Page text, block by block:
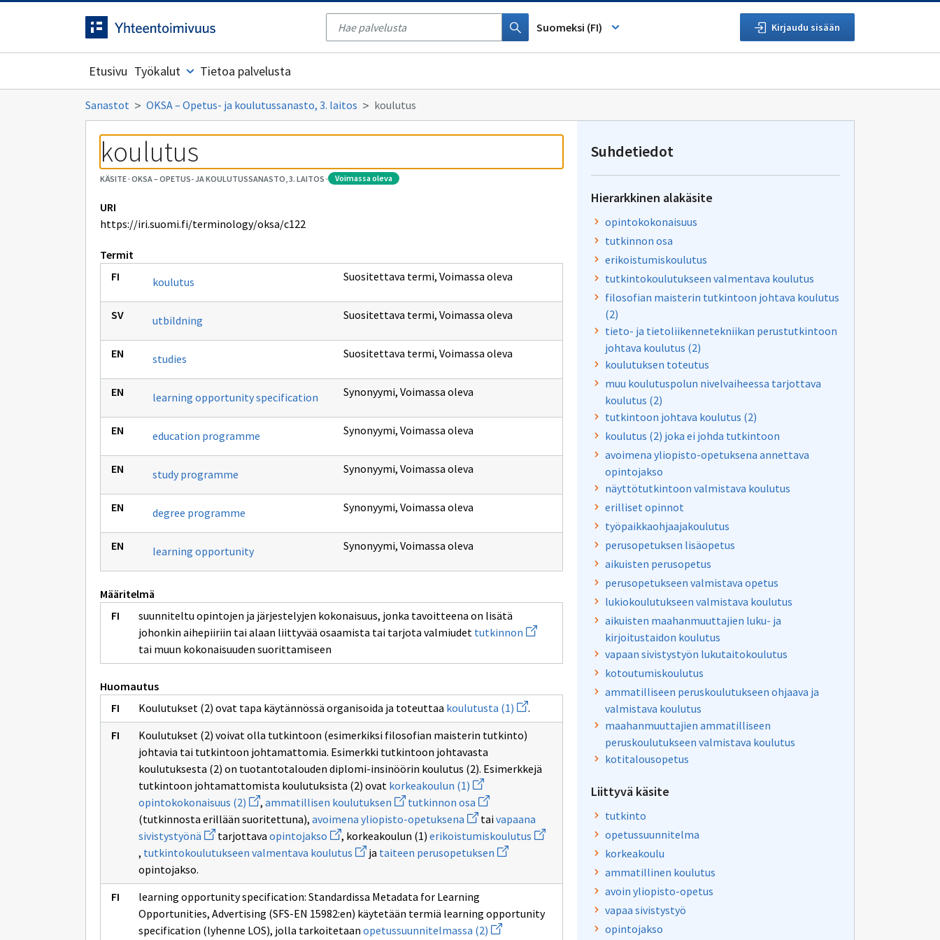
Siirrytty
Tyhjennä
haku
Suomeksi (FI) Kirjaudu sisään
Etusivu Työkalut Tietoa palvelusta
Sanastot OKSA – Opetus- ja koulutussanasto, 3. laitos koulutus
koulutus
KÄSITE· OKSA – OPETUS- JA KOULUTUSSANASTO, 3. LAITOS · voimassa oleva
URI
https://iri.suomi.fi/terminology/oksa/c122
Termit
koulutus
Suositettava termi, Voimassa oleva
utbildning Suositettava termi, Voimassa oleva
studies Suositettava termi, Voimassa oleva
learning opportunity specification Synonyymi, Voimassa oleva
education programme Synonyymi, Voimassa oleva
study programme Synonyymi, Voimassa oleva
degree programme Synonyymi, Voimassa oleva
learning opportunity Synonyymi, Voimassa oleva
Määritelmä
suunniteltu opintojen ja järjestelyjen kokonaisuus, jonka tavoitteena on lisätä
johonkin aihepiiriin tai alaan liittyvää osaamista tai tarjota valmiudet tutkinnon Avaa
uuden
sivulle
tai muun kokonaisuuden suorittamiseen
Huomautus
Koulutukset (2) ovat tapa käytännössä organisoida ja toteuttaa koulutusta (1) Avaa
uuden
ikkunan
sivulle
.
Koulutukset (2) voivat olla tutkintoon (esimerkiksi filosofian maisterin tutkinto)
johtavia tai tutkintoon johtamattomia. Esimerkki tutkintoon johtavasta
koulutuksesta (2) on tuotantotalouden diplomi-insinöörin koulutus (2). Esimerkkejä
tutkintoon johtamattomista koulutuksista (2) ovat korkeakoulun (1) Avaa
uuden
ikkunan
sivulle
korkeakoulun
(1)
opintokokonaisuus (2) Avaa
uuden
ikkunan
sivulle
opintokokonaisuus
(2)
, ammatillisen koulutuksen Avaa
uuden
ikkunan
sivulle
ammatillisen
koulutuksen
tutkinnon osa Avaa
uuden
ikkunan
sivulle
tutkinnon
osa
(tutkinnosta erillään suoritettuna), avoimena yliopisto-opetuksena Avaa
uuden
ikkunan
sivulle
avoimena
opetuksena
taivapaana
sivistystyönä Avaa
uuden
ikkunan
sivistystyönä
tarjottava opintojakso Avaa
uuden
ikkunan
, korkeakoulun (1) erikoistumiskoulutus Avaa
uuden
erikoistumiskoulutus
, tutkintokoulutukseen valmentava koulutus Avaa
uuden
sivulle
tutkintokoulutukseen
valmentava
koulutus
ja taiteen perusopetuksen Avaa
uuden
sivulle
opintojakso.
learning opportunity specification: Standardissa Metadata for Learning
Opportunities, Advertising (SFS-EN 15982:en) käytetään termiä learning opportunity
specification (lyhenne LOS), jolla tarkoitetaan opetussuunnitelmassa (2) Avaa
Suhdetiedot
Hierarkkinen alakäsite
opintokokonaisuus
tutkinnon osa
erikoistumiskoulutus
tutkintokoulutukseen valmentava koulutus
filosofian maisterin tutkintoon johtava koulutus
(2)
tieto- ja tietoliikennetekniikan perustutkintoon
johtava koulutus (2)
koulutuksen toteutus
muu koulutuspolun nivelvaiheessa tarjottava
koulutus (2)
tutkintoon johtava koulutus (2)
koulutus (2) joka ei johda tutkintoon
avoimena yliopisto-opetuksena annettava
opintojakso
näyttötutkintoon valmistava koulutus
erilliset opinnot
työpaikkaohjaajakoulutus
perusopetuksen lisäopetus
aikuisten perusopetus
perusopetukseen valmistava opetus
lukiokoulutukseen valmistava koulutus
aikuisten maahanmuuttajien luku- ja
kirjoitustaidon koulutus
vapaan sivistystyön lukutaitokoulutus
kotoutumiskoulutus
ammatilliseen peruskoulutukseen ohjaava ja
valmistava koulutus
maahanmuuttajien ammatilliseen
peruskoulutukseen valmistava koulutus
kotitalousopetus
Liittyvä käsite
tutkinto
opetussuunnitelma
korkeakoulu
ammatillinen koulutus
avoin yliopisto-opetus
vapaa sivistystyö
opintojakso